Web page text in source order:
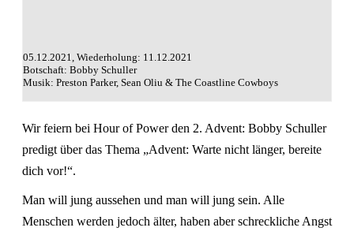
05.12.2021, Wiederholung: 11.12.2021
Botschaft: Bobby Schuller
Musik: Preston Parker, Sean Oliu & The Coastline Cowboys
Wir feiern bei Hour of Power den 2. Advent: Bobby Schuller
predigt über das Thema „Advent: Warte nicht länger, bereite
dich vor!“.
Man will jung aussehen und man will jung sein. Alle
Menschen werden jedoch älter, haben aber schreckliche Angst